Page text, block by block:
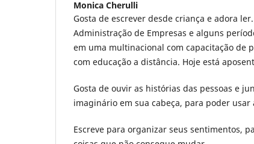
Monica Cherulli
Gosta de escrever desde criança e adora
Administração de Empresas e alguns
em uma multinacional com capacitação de
com educação a distância. Hoje está
Gosta de ouvir as histórias das pessoas e
imaginário em sua cabeça, para poder
Escreve para organizar seus sentimentos,